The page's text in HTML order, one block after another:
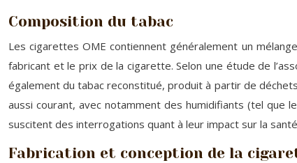
Composition du tabac
Les cigarettes OME contiennent généralement un
fabricant et le prix de la cigarette. Selon une étude de
également du tabac reconstitué, produit à partir de
aussi courant, avec notamment des humidifiants (tel que
suscitent des interrogations quant à leur impact sur la
Fabrication et conception de la